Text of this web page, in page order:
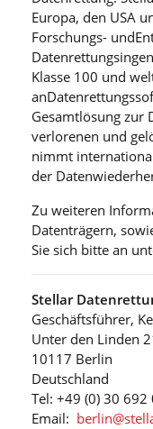
Europa, den USA
Forschungs-
Klasse 100 und
Gesamtlösung zur
verlorenen und
nimmt
der
Zu weiteren
Datenträgern,
Sie sich bitte an
Stellar
Geschäftsführer,
Unter den Linden
10117 Berlin
Deutschland
Tel: +49 (0) 30 692
Email: